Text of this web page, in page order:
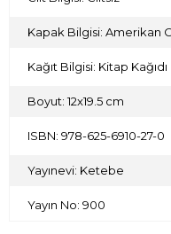
Kapak Bilgisi: Amerikan
Kağıt Bilgisi: Kitap Kağıdı
Boyut: 12x19.5 cm
ISBN: 978-625-6910-27-0
Yayınevi: Ketebe
Yayın No: 900